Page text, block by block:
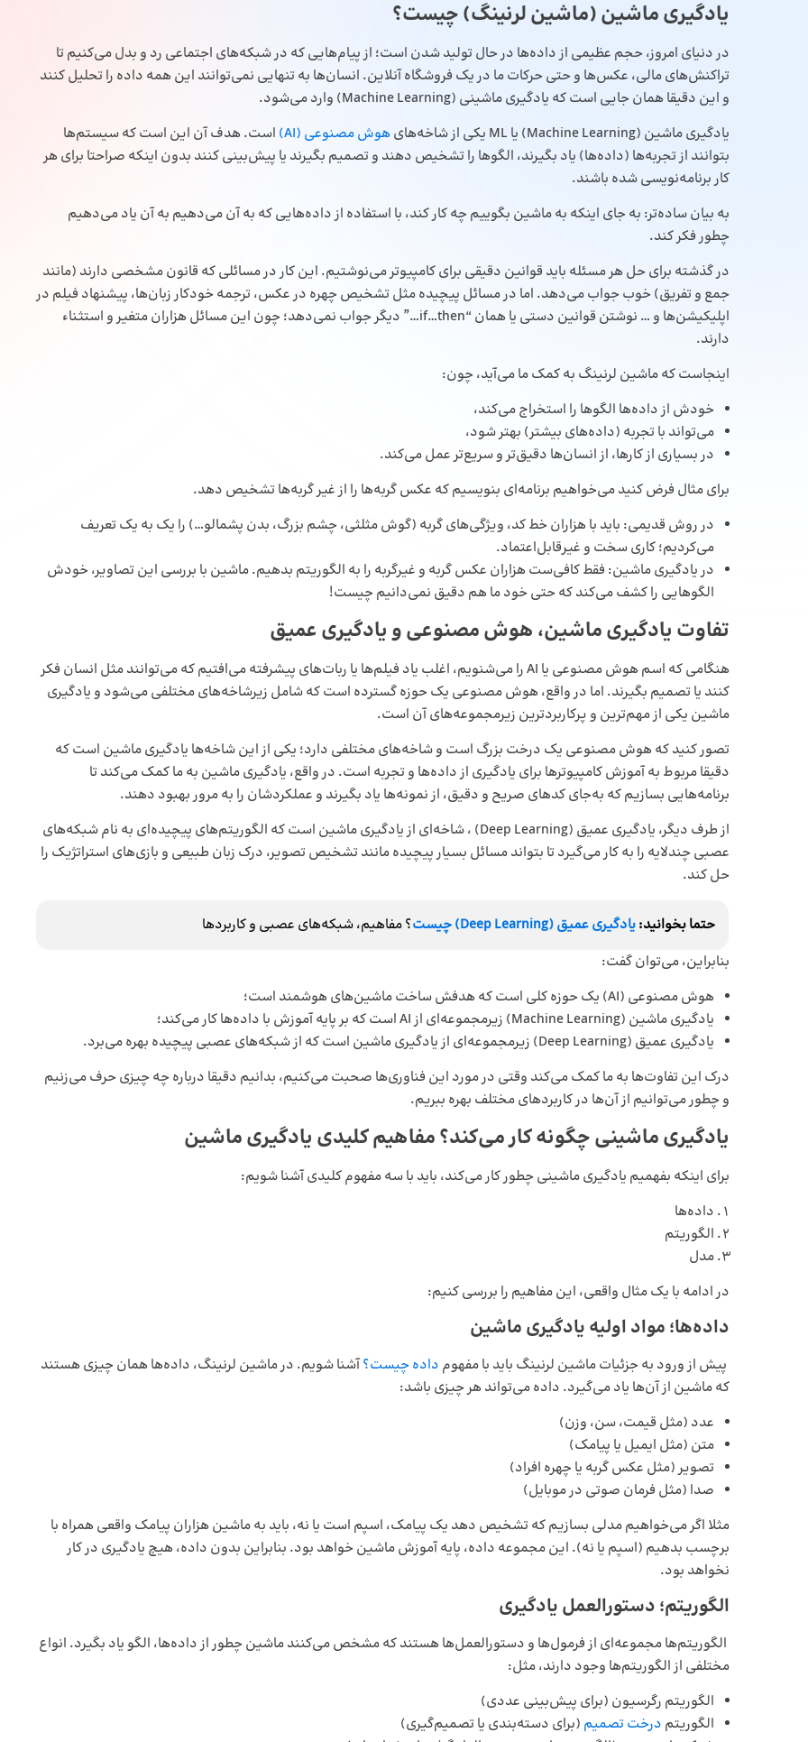
یادگیری ماشین (ماشین لرنینگ) چیست؟
در دنیای امروز، حجم عظیمی از داده‌ها در حال تولید شدن است؛ از پیام‌هایی که در شبکه‌های اجتماعی رد و بدل می‌کنیم تا
تراکنش‌های مالی، عکس‌ها و حتی حرکات ما در یک فروشگاه آنلاین. انسان‌ها به تنهایی نمی‌توانند این همه داده را تحلیل کنند
و این دقیقا همان جایی است که یادگیری ماشینی (Machine Learning) وارد می‌شود.
یادگیری ماشین (Machine Learning) یا ML یکی از شاخه‌های
هوش مصنوعی (AI)
است. هدف آن این است که سیستم‌ها
بتوانند از تجربه‌ها (داده‌ها) یاد بگیرند، الگوها را تشخیص دهند و تصمیم بگیرند یا پیش‌بینی کنند بدون اینکه صراحتا برای هر
کار برنامه‌نویسی شده باشند.
به بیان ساده‌تر: به جای اینکه به ماشین بگوییم چه کار کند، با استفاده از داده‌هایی که به آن می‌دهیم به آن یاد می‌دهیم
چطور فکر کند.
در گذشته برای حل هر مسئله باید قوانین دقیقی برای کامپیوتر می‌نوشتیم. این کار در مسائلی که قانون مشخصی دارند (مانند
جمع و تفریق) خوب جواب می‌دهد. اما در مسائل پیچیده مثل تشخیص چهره در عکس، ترجمه خودکار زبان‌ها، پیشنهاد فیلم در
اپلیکیشن‌ها و … نوشتن قوانین دستی یا همان “if…then…” دیگر جواب نمی‌دهد؛ چون این مسائل هزاران متغیر و استثناء
دارند.
اینجاست که ماشین لرنینگ به کمک ما می‌آید، چون:
خودش از داده‌ها الگوها را استخراج می‌کند،
می‌تواند با تجربه (داده‌های بیشتر) بهتر شود،
در بسیاری از کارها، از انسان‌ها دقیق‌تر و سریع‌تر عمل می‌کند.
برای مثال فرض کنید می‌خواهیم برنامه‌ای بنویسیم که عکس گربه‌ها را از غیر گربه‌ها تشخیص دهد.
در روش قدیمی: باید با هزاران خط کد، ویژگی‌های گربه (گوش مثلثی، چشم بزرگ، بدن پشمالو…) را یک به یک تعریف
می‌کردیم؛ کاری سخت و غیرقابل‌اعتماد.
در یادگیری ماشین: فقط کافی‌ست هزاران عکس گربه و غیرگربه را به الگوریتم بدهیم. ماشین با بررسی این تصاویر، خودش
الگوهایی را کشف می‌کند که حتی خود ما هم دقیق نمی‌دانیم چیست!
تفاوت یادگیری ماشین، هوش مصنوعی و یادگیری عمیق
هنگامی که اسم هوش مصنوعی یا AI را می‌شنویم، اغلب یاد فیلم‌ها یا ربات‌های پیشرفته می‌افتیم که می‌توانند مثل انسان فکر
کنند یا تصمیم بگیرند. اما در واقع، هوش مصنوعی یک حوزه‌ گسترده است که شامل زیرشاخه‌های مختلفی می‌شود و یادگیری
ماشین یکی از مهم‌ترین و پرکاربردترین زیرمجموعه‌های آن است.
تصور کنید که هوش مصنوعی یک درخت بزرگ است و شاخه‌های مختلفی دارد؛ یکی از این شاخه‌ها یادگیری ماشین است که
دقیقا مربوط به آموزش کامپیوترها برای یادگیری از داده‌ها و تجربه است. در واقع، یادگیری ماشین به ما کمک می‌کند تا
برنامه‌هایی بسازیم که به‌جای کدهای صریح و دقیق، از نمونه‌ها یاد بگیرند و عملکردشان را به مرور بهبود دهند.
از طرف دیگر، یادگیری عمیق (Deep Learning) ، شاخه‌ای از یادگیری ماشین است که الگوریتم‌های پیچیده‌ای به نام شبکه‌های
عصبی چندلایه را به کار می‌گیرد تا بتواند مسائل بسیار پیچیده مانند تشخیص تصویر، درک زبان طبیعی و بازی‌های استراتژیک را
حل کند.
حتما بخوانید:یادگیری عمیق (Deep Learning) چیست
؟ مفاهیم، شبکه‌های عصبی و کاربردها
بنابراین، می‌توان گفت:
هوش مصنوعی (AI) یک حوزه کلی است که هدفش ساخت ماشین‌های هوشمند است؛
یادگیری ماشین (Machine Learning) زیرمجموعه‌ای از AI است که بر پایه آموزش با داده‌ها کار می‌کند؛
یادگیری عمیق (Deep Learning) زیرمجموعه‌ای از یادگیری ماشین است که از شبکه‌های عصبی پیچیده بهره می‌برد.
درک این تفاوت‌ها به ما کمک می‌کند وقتی در مورد این فناوری‌ها صحبت می‌کنیم، بدانیم دقیقا درباره چه چیزی حرف می‌زنیم
و چطور می‌توانیم از آن‌ها در کاربردهای مختلف بهره ببریم.
یادگیری ماشینی چگونه کار می‌کند؟مفاهیم کلیدی یادگیری ماشین
برای اینکه بفهمیم یادگیری ماشینی چطور کار می‌کند، باید با سه مفهوم کلیدی آشنا شویم:
داده‌ها
الگوریتم
مدل
در ادامه با یک مثال واقعی، این مفاهیم را بررسی کنیم:
داده‌ها؛ مواد اولیه یادگیری ماشین
پیش از ورود به جزئیات ماشین لرنینگ باید با مفهوم داده چیست؟آشنا شویم. در ماشین لرنینگ، داده‌ها همان چیزی هستند
که ماشین از آن‌ها یاد می‌گیرد. داده می‌تواند هر چیزی باشد:
عدد (مثل قیمت، سن، وزن)
متن (مثل ایمیل یا پیامک)
تصویر (مثل عکس گربه یا چهره‌ افراد)
صدا (مثل فرمان صوتی در موبایل)
مثلا اگر می‌خواهیم مدلی بسازیم که تشخیص دهد یک پیامک، اسپم است یا نه، باید به ماشین هزاران پیامک واقعی همراه با
برچسب بدهیم (اسپم یا نه). این مجموعه داده، پایه‌ آموزش ماشین خواهد بود. بنابراین بدون داده، هیچ یادگیری‌ در کار
نخواهد بود.
الگوریتم؛ دستورالعمل یادگیری
الگوریتم‌ها مجموعه‌ای از فرمول‌ها و دستورالعمل‌ها هستند که مشخص می‌کنند ماشین چطور از داده‌ها، الگو یاد بگیرد. انواع
مختلفی از الگوریتم‌ها وجود دارند، مثل:
الگوریتم رگرسیون (برای پیش‌بینی عددی)
الگوریتم درخت تصمیم (برای دسته‌بندی یا تصمیم‌گیری)